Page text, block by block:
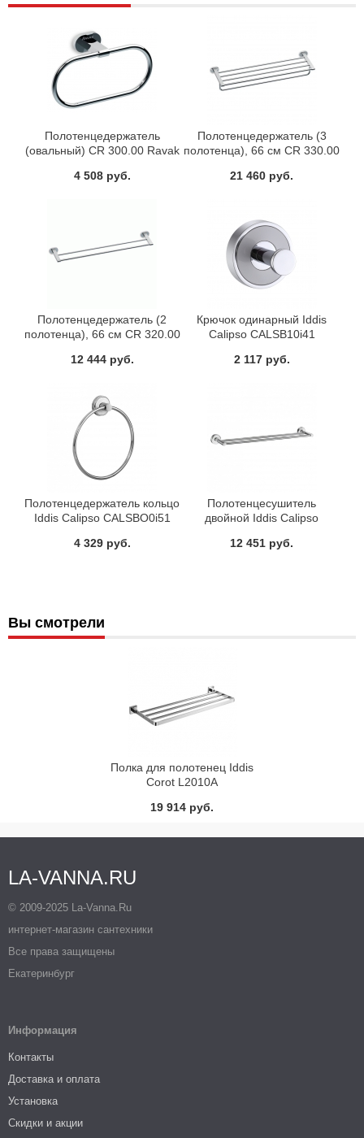
Полотенцедержатель
(овальный) CR 300.00 Ravak
4 508 руб.
Полотенцедержатель (3
полотенца), 66 см CR 330.00
21 460 руб.
Полотенцедержатель (2
полотенца), 66 см CR 320.00
12 444 руб.
Крючок одинарный Iddis
Calipso CALSB10i41
2 117 руб.
Полотенцедержатель кольцо
Iddis Calipso CALSBO0i51
4 329 руб.
Полотенцесушитель
двойной Iddis Calipso
12 451 руб.
Вы смотрели
Полка для полотенец Iddis
Corot L2010A
19 914 руб.
LA-VANNA.RU
© 2009-2025 La-Vanna.Ru
интернет-магазин сантехники
Все права защищены
Екатеринбург
Информация
Контакты
Доставка и оплата
Установка
Скидки и акции